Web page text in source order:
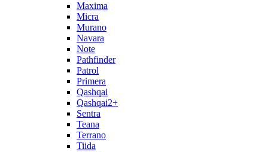
Maxima
Micra
Murano
Navara
Note
Pathfinder
Patrol
Primera
Qashqai
Qashqai2+
Sentra
Teana
Terrano
Tiida